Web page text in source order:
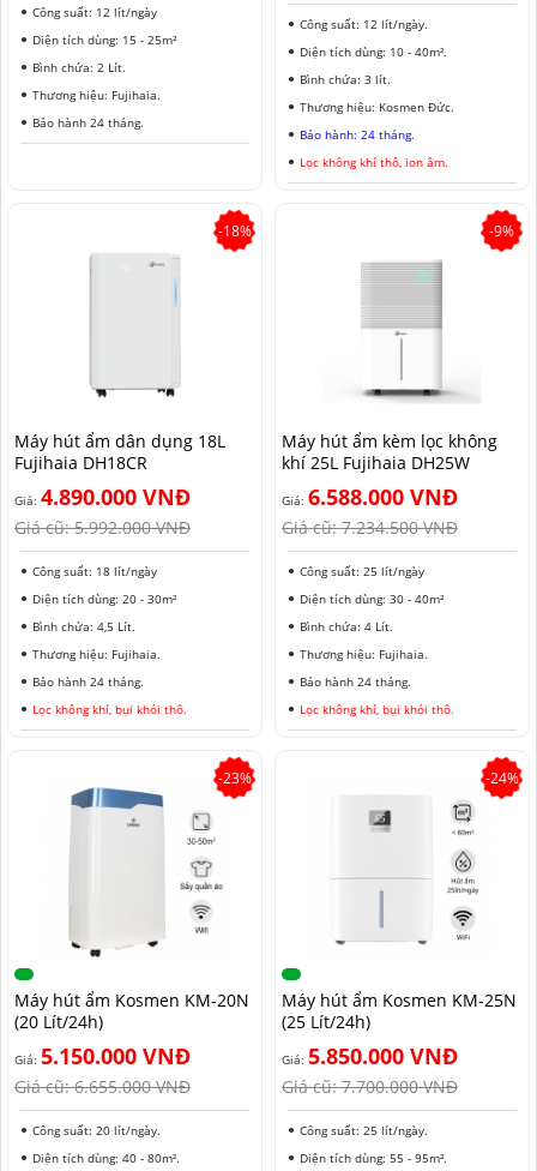
HÀ NAM
KIÊN GIANG
LÂM ĐỒNG
HẢI PHÒNG
Công suất: 12 lít/ngày
Diện tích dùng: 15 - 25m²
Bình chứa: 2 Lít.
Thương hiệu: Fujihaia.
Bảo hành 24 tháng.
Công suất: 12 lít/ngày.
Diện tích dùng: 10 - 40m².
Bình chứa: 3 lít.
Thương hiệu: Kosmen Đức.
Bảo hành: 24 tháng.
Lọc không khí thô, ion âm.
-18%
Máy hút ẩm dân dụng 18L
Fujihaia DH18CR
Giá: 4.890.000 VNĐ
Giá cũ:5.992.000 VNĐ
Công suất: 18 lít/ngày
Diện tích dùng: 20 - 30m²
Bình chứa: 4,5 Lít.
Thương hiệu: Fujihaia.
Bảo hành 24 tháng.
Lọc không khí, bụi khói thô.
-9%
Máy hút ẩm kèm lọc không
khí 25L Fujihaia DH25W
Giá: 6.588.000 VNĐ
Giá cũ:7.234.500 VNĐ
Công suất: 25 lít/ngày
Diện tích dùng: 30 - 40m²
Bình chứa: 4 Lít.
Thương hiệu: Fujihaia.
Bảo hành 24 tháng.
Lọc không khí, bụi khói thô.
-23%
Máy hút ẩm Kosmen KM-20N
(20 Lít/24h)
Giá: 5.150.000 VNĐ
Giá cũ:6.655.000 VNĐ
Công suất: 20 lít/ngày.
Diện tích dùng: 40 - 80m².
-24%
Máy hút ẩm Kosmen KM-25N
(25 Lít/24h)
Giá: 5.850.000 VNĐ
Giá cũ:7.700.000 VNĐ
Công suất: 25 lít/ngày.
Diện tích dùng: 55 - 95m².